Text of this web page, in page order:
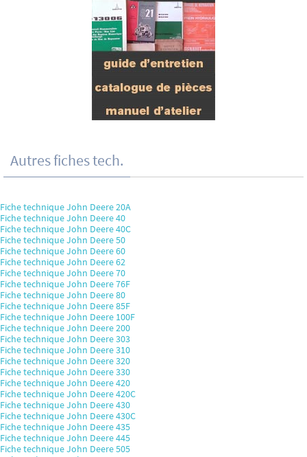
Autres fiches tech.
Fiche technique John Deere 20A
Fiche technique John Deere 40
Fiche technique John Deere 40C
Fiche technique John Deere 50
Fiche technique John Deere 60
Fiche technique John Deere 62
Fiche technique John Deere 70
Fiche technique John Deere 76F
Fiche technique John Deere 80
Fiche technique John Deere 85F
Fiche technique John Deere 100F
Fiche technique John Deere 200
Fiche technique John Deere 303
Fiche technique John Deere 310
Fiche technique John Deere 320
Fiche technique John Deere 330
Fiche technique John Deere 420
Fiche technique John Deere 420C
Fiche technique John Deere 430
Fiche technique John Deere 430C
Fiche technique John Deere 435
Fiche technique John Deere 445
Fiche technique John Deere 505